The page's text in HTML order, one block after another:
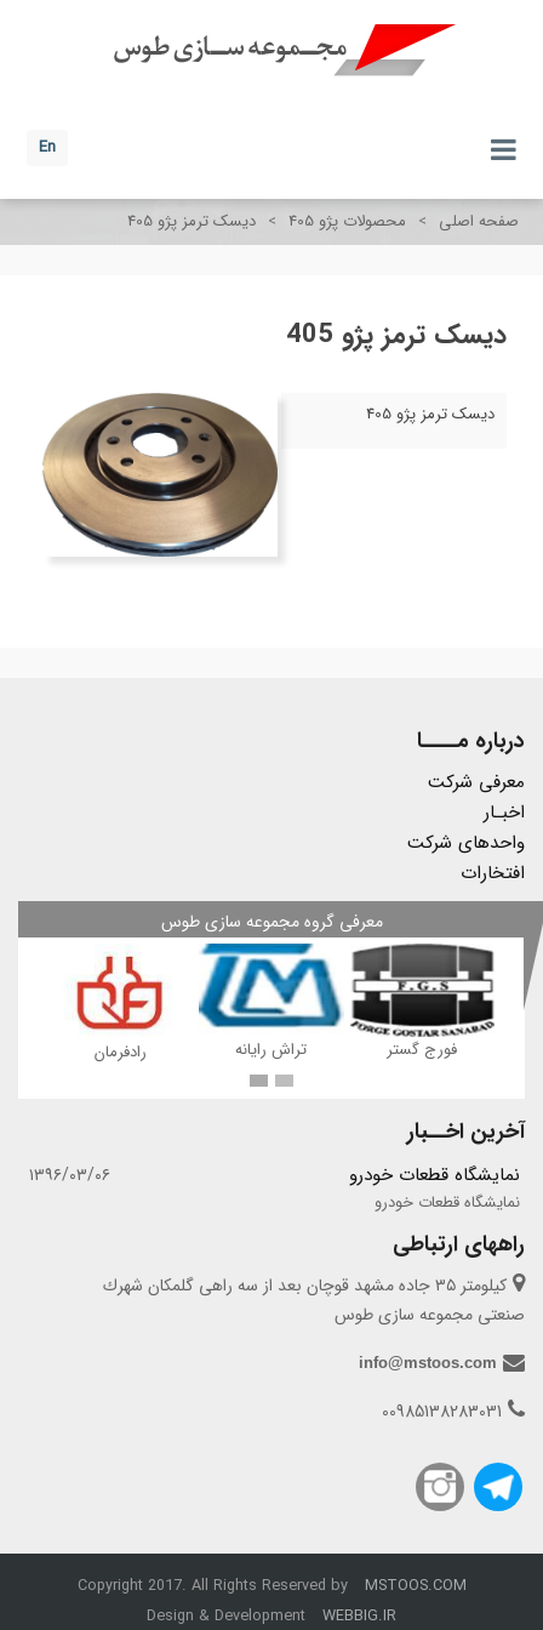
En
صفحه اصلی > محصولات پژو 405 > دیسک ترمز پژو 405
دیسک ترمز پژو 405
دیسک ترمز پژو 405
درباره مــــا
معرفی شرکت
اخبـار
واحدهای شرکت
افتخارات
معرفی گروه مجموعه سازی طوس
رادفرمان تراش رایانه فورج گستر
آخرین اخــبار
نمایشگاه قطعات خودرو ۱۳۹۶/۰۳/۰۶
نمایشگاه قطعات خودرو
راههای ارتباطی
كيلومتر ٣٥ جاده مشهد قوچان بعد از سه راهى گلمكان شهرك
صنعتى مجموعه سازى طوس
info@mstoos.com
00985138283031
Copyright 2017. All Rights Reserved by
MSTOOS.COM
Design & Development
WEBBIG.IR